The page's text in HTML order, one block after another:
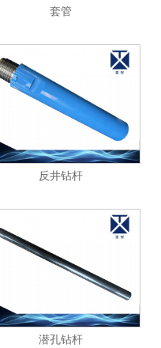
套管
反井钻杆
潜孔钻杆